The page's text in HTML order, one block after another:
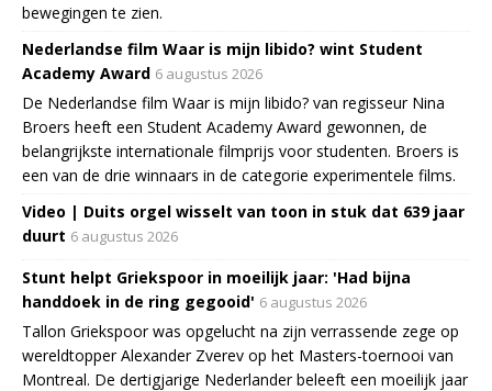
bewegingen te zien.
Nederlandse film Waar is mijn libido? wint Student
Academy Award 6 augustus 2026
De Nederlandse film Waar is mijn libido? van regisseur Nina
Broers heeft een Student Academy Award gewonnen, de
belangrijkste internationale filmprijs voor studenten. Broers is
een van de drie winnaars in de categorie experimentele films.
Video | Duits orgel wisselt van toon in stuk dat 639 jaar
duurt 6 augustus 2026
Stunt helpt Griekspoor in moeilijk jaar: 'Had bijna
handdoek in de ring gegooid' 6 augustus 2026
Tallon Griekspoor was opgelucht na zijn verrassende zege op
wereldtopper Alexander Zverev op het Masters-toernooi van
Montreal. De dertigjarige Nederlander beleeft een moeilijk jaar